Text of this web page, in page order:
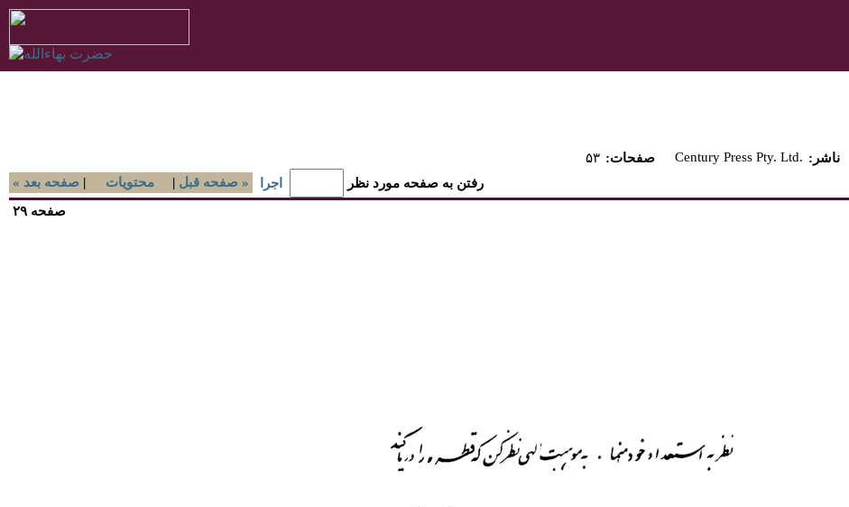
۵۳ :صفحات Century Press Pty. Ltd. :ناشر
« صفحه بعد | محتويات | صفحه قبل » رفتن به صفحه مورد نظر
اجرا